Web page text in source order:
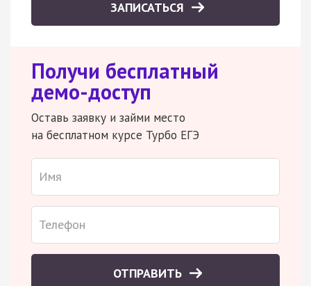
ЗАПИСАТЬСЯ
Получи бесплатный
демо-доступ
Оставь заявку и займи место
на бесплатном курсе Турбо ЕГЭ
ОТПРАВИТЬ